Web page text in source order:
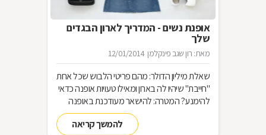
אופנת נשים - המדריך לארון הבגדים
שלך
מאת: רון שגב פינקלמן 12/01/2014
שאלת מיליון הדולר: מהם פריטי הלבוש שכל אחת
"חייבת" שיהיו לה בארון ומאילו טעויות אופנה כדאי
להימנע? המטרה: להישאר מעודכנת באופנה
מבלי להחליף מלתחה שלמה כל עונה האמצעי:
להמשך קריאה